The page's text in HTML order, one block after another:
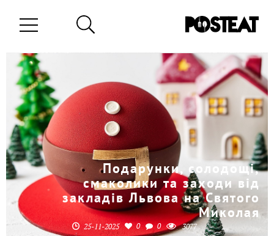
Подарунки, солодощі,
смаколики та заходи від
закладів Львова на Святого
Миколая
25-11-2025 0 0 3077